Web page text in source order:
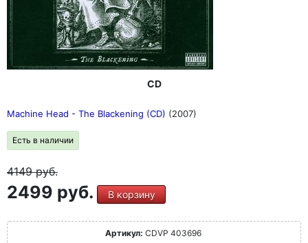
CD
Machine Head - The Blackening (CD) (2007)
Есть в наличии
4149руб.
2499 руб. В корзину
Артикул: CDVP 403696